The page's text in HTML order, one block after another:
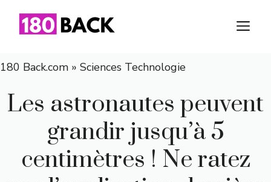
180 Back.com » Sciences Technologie
Les astronautes peuvent
grandir jusqu’à 5
centimètres ! Ne ratez